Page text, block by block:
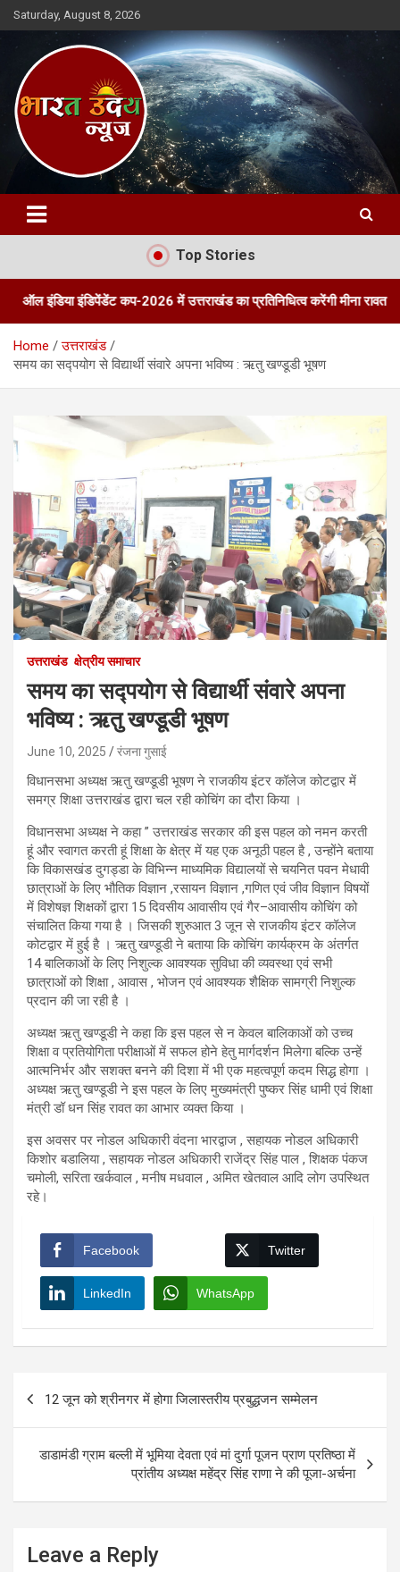
Skip
to
Saturday, August 8, 2026
Bharat Uday News
Top Stories
कप-2026 में उत्तराखंड का प्रतिनिधित्व करेंगी मीना रावत तीन
Home
उत्तराखंड
समय का सद्पयोग से विद्यार्थी संवारे अपना भविष्य : ऋतु खण्डूडी भूषण
उत्तराखंड क्षेत्रीय समाचार
समय का सद्पयोग से विद्यार्थी संवारे अपना
भविष्य : ऋतु खण्डूडी भूषण
June 10, 2025 रंजना गुसाई
विधानसभा अध्यक्ष ऋतु खण्डूडी भूषण ने राजकीय इंटर कॉलेज कोटद्वार में
समग्र शिक्षा उत्तराखंड द्वारा चल रही कोचिंग का दौरा किया ।
विधानसभा अध्यक्ष ने कहा ” उत्तराखंड सरकार की इस पहल को नमन करती
हूं और स्वागत करती हूं शिक्षा के क्षेत्र में यह एक अनूठी पहल है , उन्होंने बताया
कि विकासखंड दुगड्डा के विभिन्न माध्यमिक विद्यालयों से चयनित पवन मेधावी
छात्राओं के लिए भौतिक विज्ञान ,रसायन विज्ञान ,गणित एवं जीव विज्ञान विषयों
में विशेषज्ञ शिक्षकों द्वारा 15 दिवसीय आवासीय एवं गैर–आवासीय कोचिंग को
संचालित किया गया है । जिसकी शुरुआत 3 जून से राजकीय इंटर कॉलेज
कोटद्वार में हुई है । ऋतु खण्डूडी ने बताया कि कोचिंग कार्यक्रम के अंतर्गत
14 बालिकाओं के लिए निशुल्क आवश्यक सुविधा की व्यवस्था एवं सभी
छात्राओं को शिक्षा , आवास , भोजन एवं आवश्यक शैक्षिक सामग्री निशुल्क
प्रदान की जा रही है ।
अध्यक्ष ऋतु खण्डूडी ने कहा कि इस पहल से न केवल बालिकाओं को उच्च
शिक्षा व प्रतियोगिता परीक्षाओं में सफल होने हेतु मार्गदर्शन मिलेगा बल्कि उन्हें
आत्मनिर्भर और सशक्त बनने की दिशा में भी एक महत्वपूर्ण कदम सिद्ध होगा ।
अध्यक्ष ऋतु खण्डूडी ने इस पहल के लिए मुख्यमंत्री पुष्कर सिंह धामी एवं शिक्षा
मंत्री डॉ धन सिंह रावत का आभार व्यक्त किया ।
इस अवसर पर नोडल अधिकारी वंदना भारद्वाज , सहायक नोडल अधिकारी
किशोर बडालिया , सहायक नोडल अधिकारी राजेंद्र सिंह पाल , शिक्षक पंकज
चमोली, सरिता खर्कवाल , मनीष मधवाल , अमित खेतवाल आदि लोग उपस्थित
रहे।
Facebook Twitter
LinkedIn WhatsApp
navigation
12 जून को श्रीनगर में होगा जिलास्तरीय प्रबुद्धजन सम्मेलन
डाडामंडी ग्राम बल्ली में भूमिया देवता एवं मां दुर्गा पूजन प्राण प्रतिष्ठा में
प्रांतीय अध्यक्ष महेंद्र सिंह राणा ने की पूजा-अर्चना
Leave a Reply